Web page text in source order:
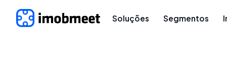
Soluções Segmentos